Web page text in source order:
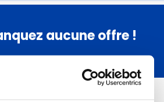
aucune offre !